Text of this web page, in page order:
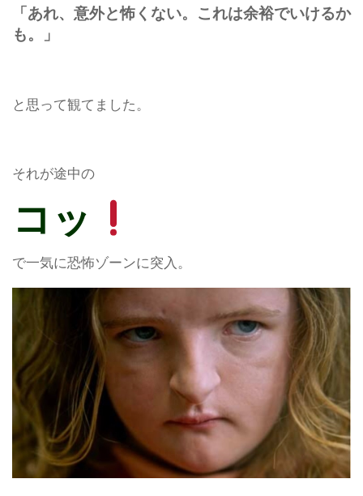
「あれ、意外と怖くない。これは余裕でいけるか
も。」
と思って観てました。
それが途中の
コッ
で一気に恐怖ゾーンに突入。